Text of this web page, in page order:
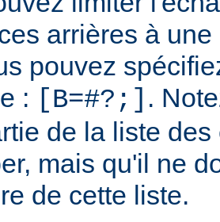
arrières à
pouvez
: [B=#?;] .
de la liste des
mais qu'il ne
de cette liste.